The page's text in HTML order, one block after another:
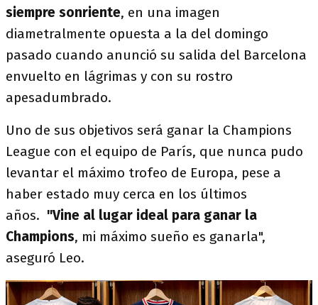
siempre sonriente, en una imagen
diametralmente opuesta a la del domingo
pasado cuando anunció su salida del Barcelona
envuelto en lágrimas y con su rostro
apesadumbrado.
Uno de sus objetivos será ganar la Champions
League con el equipo de París, que nunca pudo
levantar el máximo trofeo de Europa, pese a
haber estado muy cerca en los últimos
años. "Vine al lugar ideal para ganar la
Champions, mi máximo sueño es ganarla",
aseguró Leo.